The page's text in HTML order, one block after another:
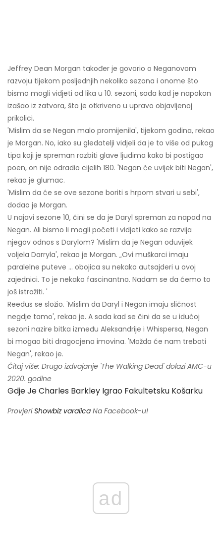
Jeffrey Dean Morgan također je govorio o Neganovom
razvoju tijekom posljednjih nekoliko sezona i onome što
bismo mogli vidjeti od lika u 10. sezoni, sada kad je napokon
izašao iz zatvora, što je otkriveno u upravo objavljenoj
prikolici.
'Mislim da se Negan malo promijenila', tijekom godina, rekao
je Morgan. No, iako su gledatelji vidjeli da je to više od pukog
tipa koji je spreman razbiti glave ljudima kako bi postigao
poen, on nije odradio cijelih 180. 'Negan će uvijek biti Negan',
rekao je glumac.
'Mislim da će se ove sezone boriti s hrpom stvari u sebi',
dodao je Morgan.
U najavi sezone 10, čini se da je Daryl spreman za napad na
Negan. Ali bismo li mogli početi i vidjeti kako se razvija
njegov odnos s Darylom? 'Mislim da je Negan oduvijek
voljela Darryla', rekao je Morgan. „Ovi muškarci imaju
paralelne puteve ... obojica su nekako autsajderi u ovoj
zajednici. To je nekako fascinantno. Nadam se da ćemo to
još istražiti. '
Reedus se složio. 'Mislim da Daryl i Negan imaju sličnost
negdje tamo', rekao je. A sada kad se čini da se u idućoj
sezoni nazire bitka između Aleksandrije i Whispersa, Negan
bi mogao biti dragocjena imovina. 'Možda će nam trebati
Negan', rekao je.
Čitaj više: Drugo izdvajanje 'The Walking Dead' dolazi AMC-u
2020. godine
Gdje Je Charles Barkley Igrao Fakultetsku Košarku
Provjeri Showbiz varalica Na Facebook-u!
ad